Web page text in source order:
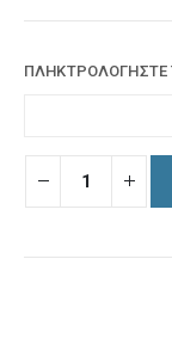
ΠΛΗΚΤΡΟΛΟΓΗΣΤΕ